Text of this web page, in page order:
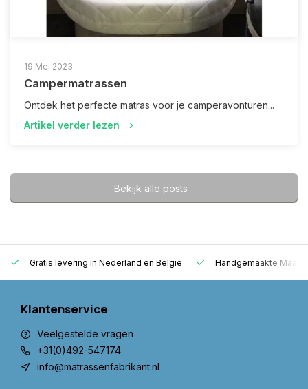
19 Mei 2023
Campermatrassen
Ontdek het perfecte matras voor je camperavonturen...
Artikel verder lezen
Bekijk alle posts
Gratis levering in Nederland en Belgie Handgemaakte
Klantenservice
Veelgestelde vragen
+31(0)492-547174
info@matrassenfabrikant.nl